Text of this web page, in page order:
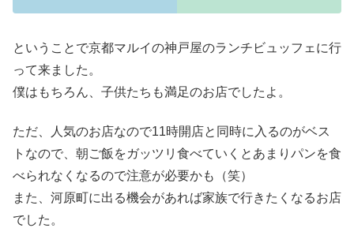
ということで京都マルイの神戸屋のランチビュッフェに行
って来ました。
僕はもちろん、子供たちも満足のお店でしたよ。
ただ、人気のお店なので11時開店と同時に入るのがベス
トなので、朝ご飯をガッツリ食べていくとあまりパンを食
べられなくなるので注意が必要かも（笑）
また、河原町に出る機会があれば家族で行きたくなるお店
でした。